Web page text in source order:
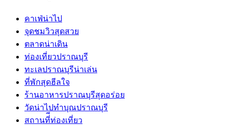
คาเฟ่น่าไป
จุดชมวิวสุดสวย
ตลาดน่าเดิน
ท่องเที่ยวปราณบุรี
ทะเลปราณบุรีน่าเล่น
ที่พักสุดฮีลใจ
ร้านอาหารปราณบุรีสุดอร่อย
วัดน่าไปทำบุณปราณบุรี
สถานที่ีท่องเที่ยว